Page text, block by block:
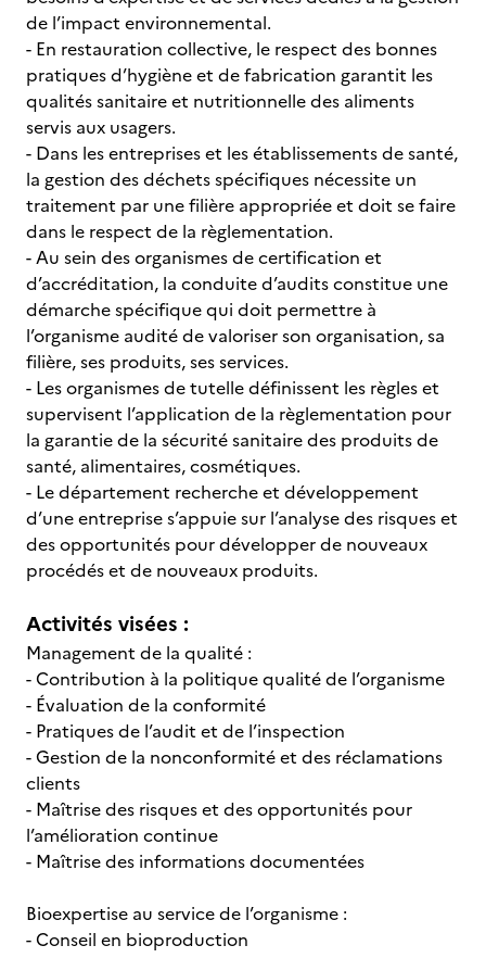
de l’impact environnemental.
- En restauration collective, le respect des bonnes
pratiques d’hygiène et de fabrication garantit les
qualités sanitaire et nutritionnelle des aliments
servis aux usagers.
- Dans les entreprises et les établissements de santé,
la gestion des déchets spécifiques nécessite un
traitement par une filière appropriée et doit se faire
dans le respect de la règlementation.
- Au sein des organismes de certification et
d’accréditation, la conduite d’audits constitue une
démarche spécifique qui doit permettre à
l’organisme audité de valoriser son organisation, sa
filière, ses produits, ses services.
- Les organismes de tutelle définissent les règles et
supervisent l’application de la règlementation pour
la garantie de la sécurité sanitaire des produits de
santé, alimentaires, cosmétiques.
- Le département recherche et développement
d’une entreprise s’appuie sur l’analyse des risques et
des opportunités pour développer de nouveaux
procédés et de nouveaux produits.
Activités visées :
Management de la qualité :
- Contribution à la politique qualité de l’organisme
- Évaluation de la conformité
- Pratiques de l’audit et de l’inspection
- Gestion de la nonconformité et des réclamations
clients
- Maîtrise des risques et des opportunités pour
l’amélioration continue
- Maîtrise des informations documentées
Bioexpertise au service de l’organisme :
- Conseil en bioproduction